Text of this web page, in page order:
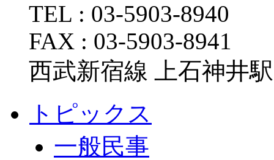
TEL : 03-5903-8940
FAX : 03-5903-8941
西武新宿線 上石神井
トピックス
一般民事